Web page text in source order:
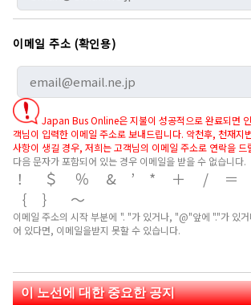
이메일 주소 (확인용)
Japan Bus Online은 지불이 성공적으로 완료되면
객님이 입력한 이메일 주소로 보내드립니다. 악천후, 천재지
사항이 생길 경우, 저희는 고객님의 이메일 주소로 연락을 드
다음 문자가 포함되어 있는 경우 이메일을 받을 수 없습니다.
！＄％&’*＋/＝
｛｝～
이메일 주소의 시작 부분에 ". "가 있거나, "@"앞에 "."가 있
어 있다면, 이메일을받지 못할 수 있습니다.
이 노선에 대한 중요한 공지